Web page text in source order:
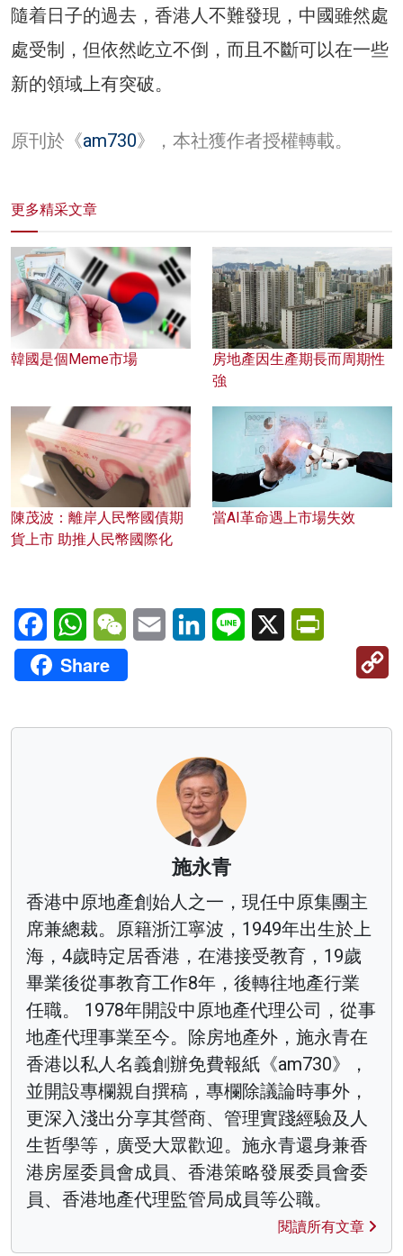
隨着日子的過去，香港人不難發現，中國雖然處
處受制，但依然屹立不倒，而且不斷可以在一些
新的領域上有突破。
原刊於《am730》，本社獲作者授權轉載。
更多精采文章
韓國是個Meme市場
房地產因生產期長而周期性
強
陳茂波：離岸人民幣國債期
貨上市 助推人民幣國際化
當AI革命遇上市場失效
FacebookWhatsAppWeChatEmail LinkedInLine X
Share
施永青
香港中原地產創始人之一，現任中原集團主
席兼總裁。原籍浙江寧波，1949年出生於上
海，4歲時定居香港，在港接受教育，19歲
畢業後從事教育工作8年，後轉往地產行業
任職。 1978年開設中原地產代理公司，從事
地產代理事業至今。除房地產外，施永青在
香港以私人名義創辦免費報紙《am730》，
並開設專欄親自撰稿，專欄除議論時事外，
更深入淺出分享其營商、管理實踐經驗及人
生哲學等，廣受大眾歡迎。施永青還身兼香
港房屋委員會成員、香港策略發展委員會委
員、香港地產代理監管局成員等公職。
閱讀所有文章